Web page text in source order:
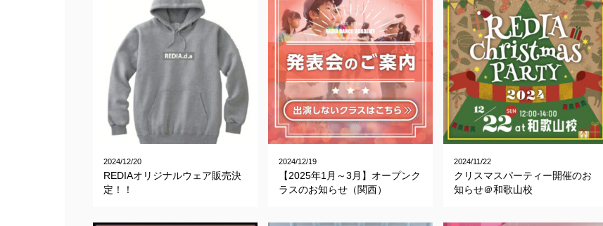
2024/12/20
REDIAオリジナルウェア販売決
定！！
2024/12/19
【2025年1月～3月】オープンク
ラスのお知らせ（関西）
2024/11/22
クリスマスパーティー開催のお
知らせ＠和歌山校